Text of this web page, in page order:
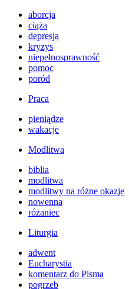
aborcja
ciąża
depresja
kryzys
niepełnosprawność
pomoc
poród
Praca
pieniądze
wakacje
Modlitwa
biblia
modlitwa
modlitwy na różne okazje
nowenna
różaniec
Liturgia
adwent
Eucharystia
komentarz do Pisma
pogrzeb